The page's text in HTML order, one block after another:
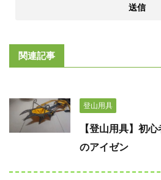
関連記事
登山用具
【登山用具】初
のアイゼン